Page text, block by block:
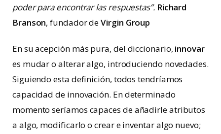
poder para encontrar las respuestas”. Richard
Branson, fundador deVirgin Group
En su acepción más pura, del diccionario, innovar
es mudar o alterar algo, introduciendo novedades.
Siguiendo esta definición, todos tendríamos
capacidad de innovación. En determinado
momento seríamos capaces de añadirle atributos
a algo, modificarlo o crear e inventar algo nuevo;